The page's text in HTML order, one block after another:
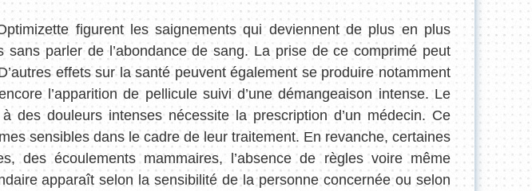
figurent les saignements qui deviennent de plus en plus
parler de l’abondance de sang. La prise de ce comprimé peut
effets sur la santé peuvent également se produire notamment
l’apparition de pellicule suivi d’une démangeaison intense. Le
des douleurs intenses nécessite la prescription d’un médecin. Ce
sensibles dans le cadre de leur traitement. En revanche, certaines
des écoulements mammaires, l’absence de règles voire même
apparaît selon la sensibilité de la personne concernée ou selon